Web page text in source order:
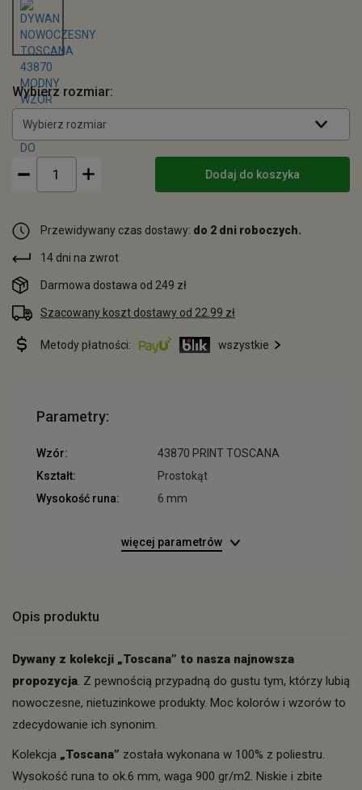
Wybierz rozmiar:
Wybierz rozmiar
Dodaj do koszyka
Przewidywany czas dostawy: do 2 dni roboczych.
14 dni na zwrot
Darmowa dostawa od 249 zł
Szacowany koszt dostawy od 22.99 zł
Metody płatności: wszystkie
Parametry:
Wzór:
43870 PRINT TOSCANA
Kształt:
Prostokąt
Wysokość runa:
6 mm
więcej parametrów
Opis produktu
Dywany z kolekcji „Toscana” to nasza najnowsza
propozycja. Z pewnością przypadną do gustu tym, którzy lubią
nowoczesne, nietuzinkowe produkty. Moc kolorów i wzorów to
zdecydowanie ich synonim.
Kolekcja „Toscana” została wykonana w 100% z poliestru.
Wysokość runa to ok.6 mm, waga 900 gr/m2. Niskie i zbite